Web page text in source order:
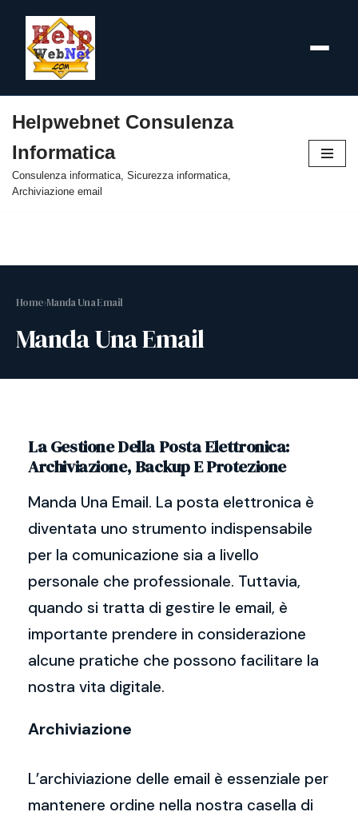
al
contenuto
Helpwebnet Consulenza
Informatica
Consulenza informatica, Sicurezza informatica,
Archiviazione email
Home›Manda Una Email
Manda Una Email
La Gestione Della Posta Elettronica:
Archiviazione, Backup E Protezione
Manda Una Email. La posta elettronica è
diventata uno strumento indispensabile
per la comunicazione sia a livello
personale che professionale. Tuttavia,
quando si tratta di gestire le email, è
importante prendere in considerazione
alcune pratiche che possono facilitare la
nostra vita digitale.
Archiviazione
L’archiviazione delle email è essenziale per
mantenere ordine nella nostra casella di